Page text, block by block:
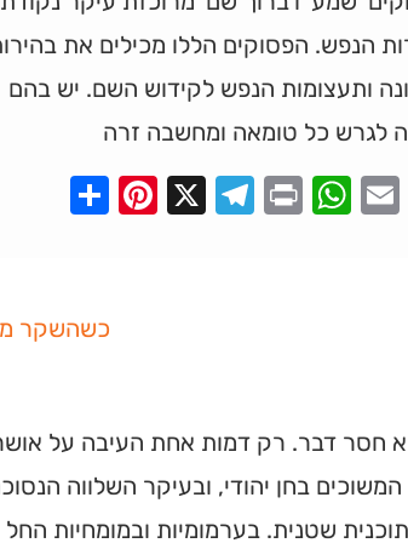
הנפש. הפסוקים הללו מכילים את
ותעצומות הנפש לקידוש השם. יש בהם
לגרש כל טומאה ומחשבה זרה
Facebook
Email
WhatsApp
Print
Telegram
X
כשהשקר
לא חסר דבר. רק דמות אחת העיבה על
המשוכים בחן יהודי, ובעיקר השלווה
שטנית. בערמומיות ובמומחיות